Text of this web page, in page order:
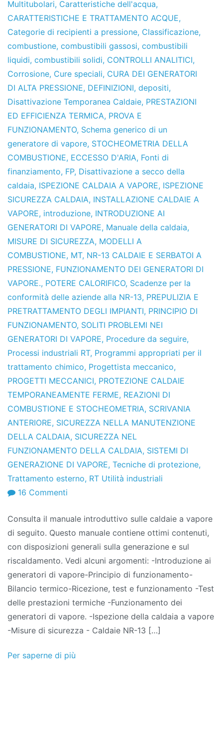
Multitubolari, Caratteristiche dell'acqua,
CARATTERISTICHE E TRATTAMENTO ACQUE,
Categorie di recipienti a pressione, Classificazione,
combustione, combustibili gassosi, combustibili
liquidi, combustibili solidi, CONTROLLI ANALITICI,
Corrosione, Cure speciali, CURA DEI GENERATORI
DI ALTA PRESSIONE, DEFINIZIONI, depositi,
Disattivazione Temporanea Caldaie, PRESTAZIONI
ED EFFICIENZA TERMICA, PROVA E
FUNZIONAMENTO, Schema generico di un
generatore di vapore, STOCHEOMETRIA DELLA
COMBUSTIONE, ECCESSO D'ARIA, Fonti di
finanziamento, FP, Disattivazione a secco della
caldaia, ISPEZIONE CALDAIA A VAPORE, ISPEZIONE
SICUREZZA CALDAIA, INSTALLAZIONE CALDAIE A
VAPORE, introduzione, INTRODUZIONE AI
GENERATORI DI VAPORE, Manuale della caldaia,
MISURE DI SICUREZZA, MODELLI A
COMBUSTIONE, MT, NR-13 CALDAIE E SERBATOI A
PRESSIONE, FUNZIONAMENTO DEI GENERATORI DI
VAPORE., POTERE CALORIFICO, Scadenze per la
conformità delle aziende alla NR-13, PREPULIZIA E
PRETRATTAMENTO DEGLI IMPIANTI, PRINCIPIO DI
FUNZIONAMENTO, SOLITI PROBLEMI NEI
GENERATORI DI VAPORE, Procedure da seguire,
Processi industriali RT, Programmi appropriati per il
trattamento chimico, Progettista meccanico,
PROGETTI MECCANICI, PROTEZIONE CALDAIE
TEMPORANEAMENTE FERME, REAZIONI DI
COMBUSTIONE E STOCHEOMETRIA, SCRIVANIA
ANTERIORE, SICUREZZA NELLA MANUTENZIONE
DELLA CALDAIA, SICUREZZA NEL
FUNZIONAMENTO DELLA CALDAIA, SISTEMI DI
GENERAZIONE DI VAPORE, Tecniche di protezione,
Trattamento esterno, RT Utilità industriali
16 Commenti
della
caldaia
–
Disposizioni
generali
Consulta il manuale introduttivo sulle caldaie a vapore
di seguito. Questo manuale contiene ottimi contenuti,
con disposizioni generali sulla generazione e sul
riscaldamento. Vedi alcuni argomenti: -Introduzione ai
generatori di vapore-Principio di funzionamento-
Bilancio termico-Ricezione, test e funzionamento -Test
delle prestazioni termiche -Funzionamento dei
generatori di vapore. -Ispezione della caldaia a vapore
-Misure di sicurezza - Caldaie NR-13 […]
Per saperne di più